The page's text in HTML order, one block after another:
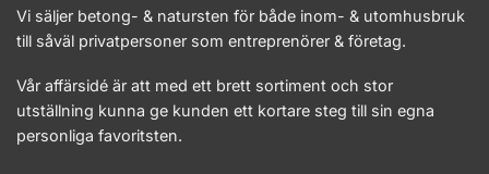
Vi säljer betong- & natursten för både inom- & utomhusbruk
till såväl privatpersoner som entreprenörer & företag.
Vår affärsidé är att med ett brett sortiment och stor
utställning kunna ge kunden ett kortare steg till sin egna
personliga favoritsten.